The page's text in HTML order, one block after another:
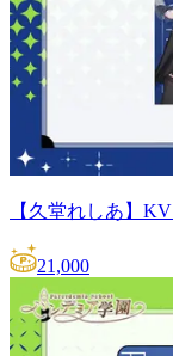
【久堂れしあ】
21,000